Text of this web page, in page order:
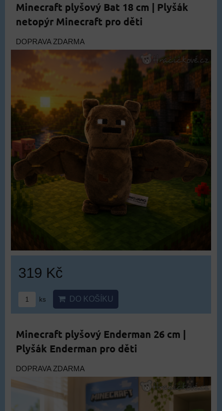
Minecraft plyšový Bat 18 cm | Plyšák
netopýr Minecraft pro děti
DOPRAVA ZDARMA
319 Kč
ks DO KOŠÍKU
Minecraft plyšový Enderman 26 cm |
Plyšák Enderman pro děti
DOPRAVA ZDARMA